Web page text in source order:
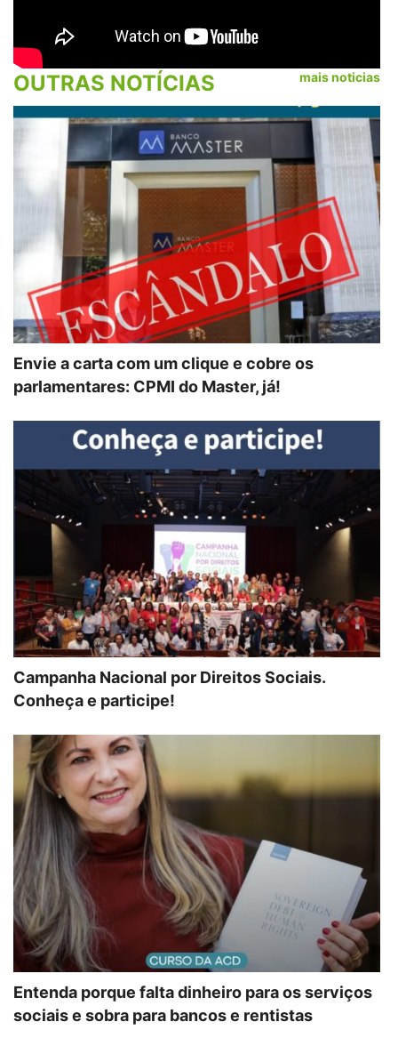
OUTRAS NOTÍCIAS mais noticias
Envie a carta com um clique e cobre os
parlamentares: CPMI do Master, já!
Campanha Nacional por Direitos Sociais.
Conheça e participe!
Entenda porque falta dinheiro para os serviços
sociais e sobra para bancos e rentistas